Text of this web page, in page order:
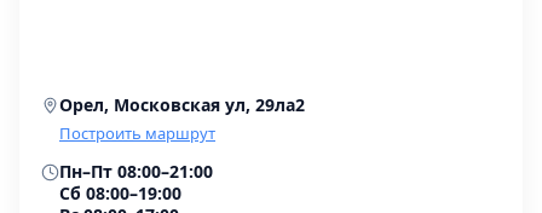
Орел, Московская ул, 29ла2
Построить маршрут
Пн–Пт 08:00–21:00
Сб 08:00–19:00